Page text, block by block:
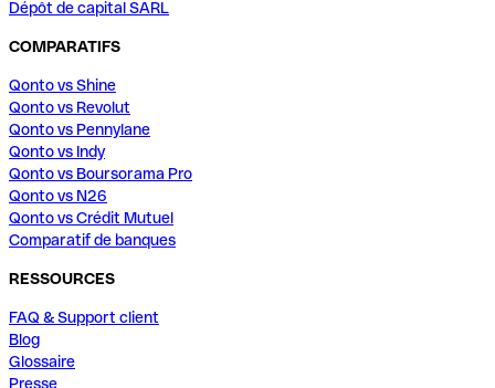
Dépôt de capital SARL
COMPARATIFS
Qonto vs Shine
Qonto vs Revolut
Qonto vs Pennylane
Qonto vs Indy
Qonto vs Boursorama Pro
Qonto vs N26
Qonto vs Crédit Mutuel
Comparatif de banques
RESSOURCES
FAQ & Support client
Blog
Glossaire
Presse